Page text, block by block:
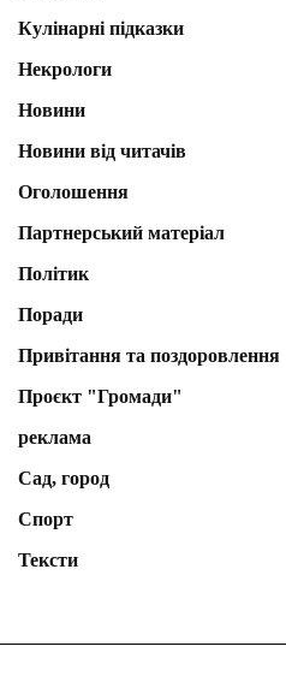
Кулінарні підказки
Некрологи
Новини
Новини від читачів
Оголошення
Партнерський матеріал
Політик
Поради
Привітання та поздоровлення
Проєкт "Громади"
реклама
Сад, город
Спорт
Тексти